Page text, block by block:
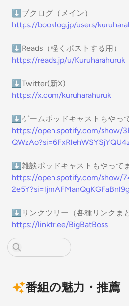
⬇ブクログ（メイン）
https://booklog.jp/users/
⬇Reads（軽くポストする用）
https://reads.jp/u/Kuruharahuruk
⬇Twitter(新X)
https://x.com/kuruharahuruk
⬇ゲームポッドキャストもやっ
https://open.spotify.com/show/
⬇雑談ポッドキャストもやって
https://open.spotify.com/show/
⬇リンクツリー（各種リンクまと
https://linktr.ee/BigBatBoss
番組の魅力・推薦